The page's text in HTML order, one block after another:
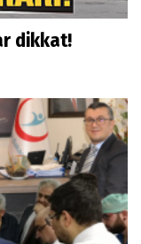
dikkat!